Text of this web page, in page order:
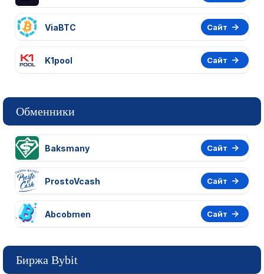
ViaBTC Сайт
K1pool Сайт
Обменники
Baksmany Сайт
ProstoVcash Сайт
Abcobmen Сайт
Биржа Bybit